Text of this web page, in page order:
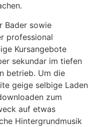
Bader sowie
professional
Kursangebote
sekundar im tiefen
betrieb. Um die
geige selbige Laden
zum
auf etwas
Hintergrundmusik